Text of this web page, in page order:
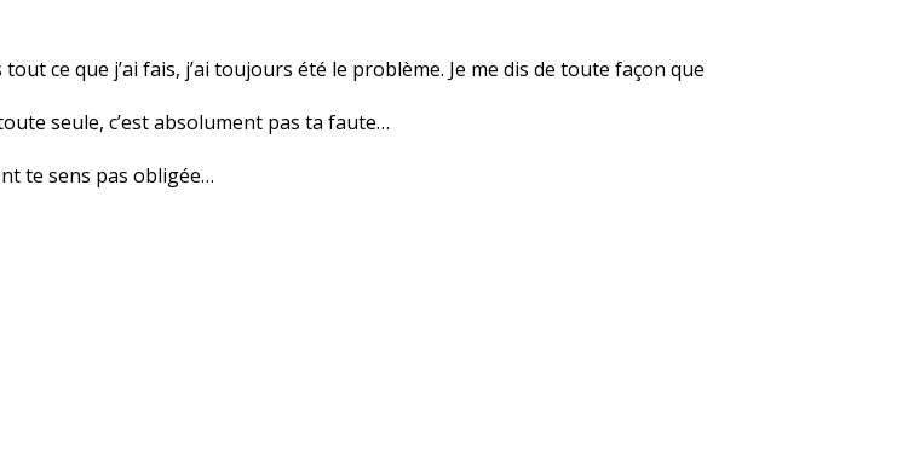
ce que j’ai fais, j’ai toujours été le problème. Je me dis de toute façon que
seule, c’est absolument pas ta faute…
te sens pas obligée…